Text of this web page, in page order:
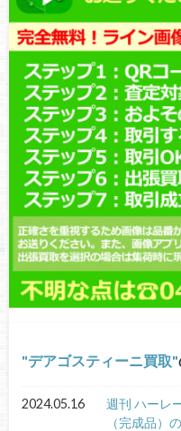
デアゴスティーニ買取
2024.05.16
週刊 ハーレ
（完成品）